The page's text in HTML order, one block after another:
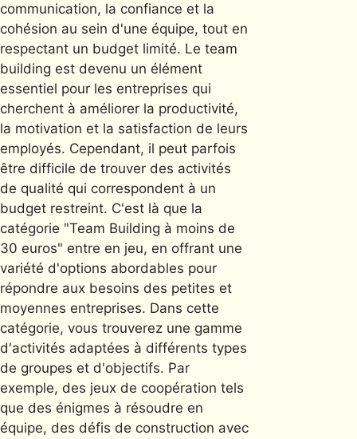
communication, la confiance et la
cohésion au sein d'une équipe, tout en
respectant un budget limité. Le team
building est devenu un élément
essentiel pour les entreprises qui
cherchent à améliorer la productivité,
la motivation et la satisfaction de leurs
employés. Cependant, il peut parfois
être difficile de trouver des activités
de qualité qui correspondent à un
budget restreint. C'est là que la
catégorie "Team Building à moins de
30 euros" entre en jeu, en offrant une
variété d'options abordables pour
répondre aux besoins des petites et
moyennes entreprises. Dans cette
catégorie, vous trouverez une gamme
d'activités adaptées à différents types
de groupes et d'objectifs. Par
exemple, des jeux de coopération tels
que des énigmes à résoudre en
équipe, des défis de construction avec